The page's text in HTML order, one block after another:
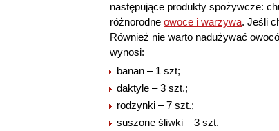
następujące produkty spożywcze:
różnorodne owoce i warzywa. Jeśli
Również nie warto nadużywać
wynosi:
banan – 1 szt;
daktyle – 3 szt.;
rodzynki – 7 szt.;
suszone śliwki – 3 szt.